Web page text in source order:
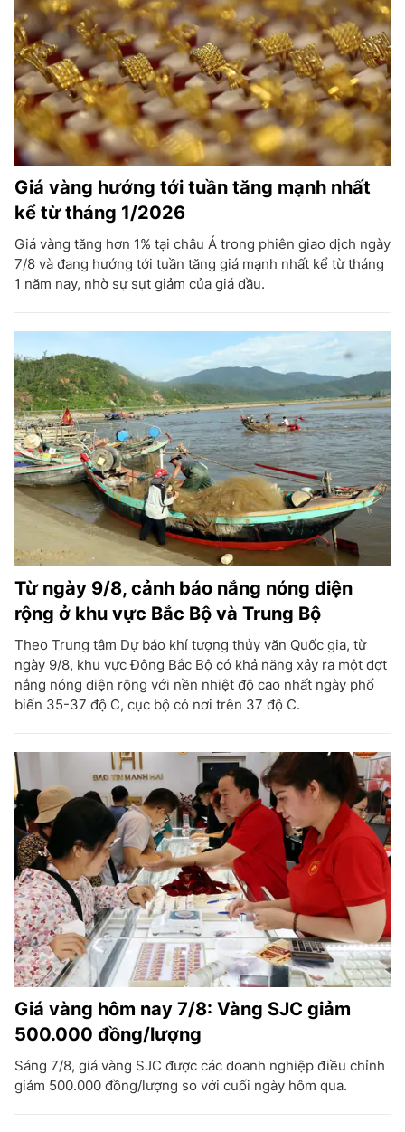
Giá vàng hướng tới tuần tăng mạnh nhất
kể từ tháng 1/2026
Giá vàng tăng hơn 1% tại châu Á trong phiên giao dịch ngày
7/8 và đang hướng tới tuần tăng giá mạnh nhất kể từ tháng
1 năm nay, nhờ sự sụt giảm của giá dầu.
Từ ngày 9/8, cảnh báo nắng nóng diện
rộng ở khu vực Bắc Bộ và Trung Bộ
Theo Trung tâm Dự báo khí tượng thủy văn Quốc gia, từ
ngày 9/8, khu vực Đông Bắc Bộ có khả năng xảy ra một đợt
nắng nóng diện rộng với nền nhiệt độ cao nhất ngày phổ
biến 35-37 độ C, cục bộ có nơi trên 37 độ C.
Giá vàng hôm nay 7/8: Vàng SJC giảm
500.000 đồng/lượng
Sáng 7/8, giá vàng SJC được các doanh nghiệp điều chỉnh
giảm 500.000 đồng/lượng so với cuối ngày hôm qua.